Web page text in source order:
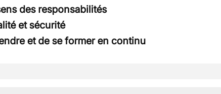
des responsabilités
et sécurité
et de se former en continu